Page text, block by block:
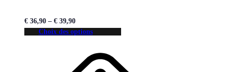
€ 36,90 – € 39,90
Choix des options